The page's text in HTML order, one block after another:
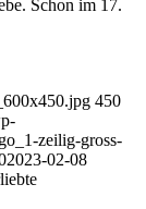
Schon im 17.
450
zeilig-gross-
2023-02-08